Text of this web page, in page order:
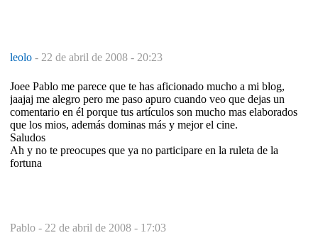
leolo - 22 de abril de 2008 - 20:23
Joee Pablo me parece que te has aficionado mucho a mi blog,
jaajaj me alegro pero me paso apuro cuando veo que dejas un
comentario en él porque tus artículos son mucho mas elaborados
que los mios, además dominas más y mejor el cine.
Saludos
Ah y no te preocupes que ya no participare en la ruleta de la
fortuna
Pablo - 22 de abril de 2008 - 17:03